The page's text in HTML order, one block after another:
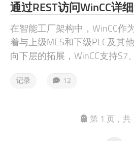
通过REST访问WinCC详
在智能工厂架构中，WinCC作
着与上级MES和下级PLC及其
向下层的拓展，WinCC支持S7
也提供了REST Api这一便利的
记录 12
第 1 页，共